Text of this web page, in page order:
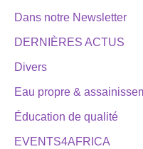
Dans notre Newsletter
DERNIÈRES ACTUS
Divers
Eau propre &
Éducation de qualité
EVENTS4AFRICA